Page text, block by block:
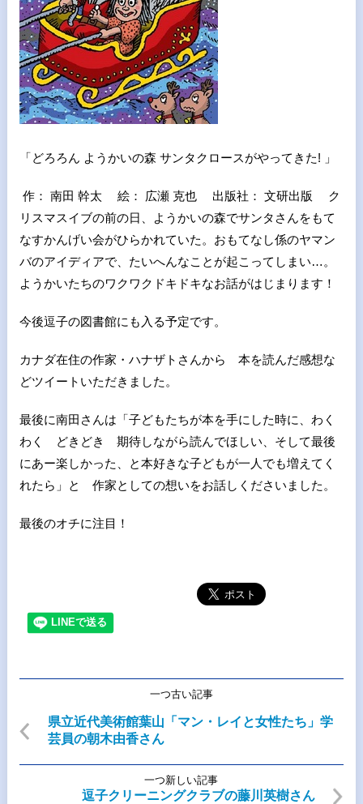
「どろろん ようかいの森 サンタクロースがやってきた! 」
作： 南田 幹太 絵： 広瀬 克也 出版社： 文研出版 ク
リスマスイブの前の日、ようかいの森でサンタさんをもて
なすかんげい会がひらかれていた。おもてなし係のヤマン
バのアイディアで、たいへんなことが起こってしまい…。
ようかいたちのワクワクドキドキなお話がはじまります！
今後逗子の図書館にも入る予定です。
カナダ在住の作家・ハナザトさんから 本を読んだ感想な
どツイートいただきました。
最後に南田さんは「子どもたちが本を手にした時に、わく
わく どきどき 期待しながら読んでほしい、そして最後
にあー楽しかった、と本好きな子どもが一人でも増えてく
れたら」と 作家としての想いをお話しくださいました。
最後のオチに注目！
一つ古い記事
県立近代美術館葉山「マン・レイと女性たち」学
芸員の朝木由香さん
一つ新しい記事
逗子クリーニングクラブの藤川英樹さん